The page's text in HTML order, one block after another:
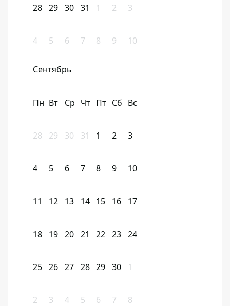
28 29 30 31 1 2 3
4 5 6 7 8 9 10
Сентябрь
Пн Вт Ср Чт Пт Сб Вс
28 29 30 31 1 2 3
4 5 6 7 8 9 10
11 12 13 14 15 16 17
18 19 20 21 22 23 24
25 26 27 28 29 30 1
2 3 4 5 6 7 8